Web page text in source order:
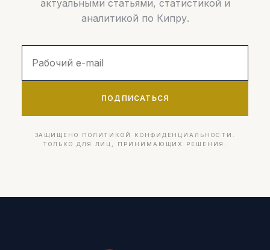
актуальными статьями, статистикой и
аналитикой по Кипру.
ПОДПИСАТЬСЯ
ЗАЩИЩЕНО ПОЛИТИКОЙ КОНФИДЕНЦИАЛЬНОСТИ.
ТОЛЬКО ДЛЯ ЛИЦ, ПРИНИМАЮЩИХ РЕШЕНИЯ.